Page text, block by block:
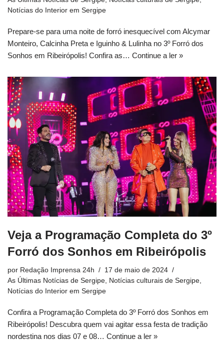
Notícias do Interior em Sergipe
Prepare-se para uma noite de forró inesquecível com Alcymar
Monteiro, Calcinha Preta e Iguinho & Lulinha no 3º Forró dos
Sonhos em Ribeirópolis! Confira as… Continue a ler »
Veja a Programação Completa do 3º
Forró dos Sonhos em Ribeirópolis
por Redação Imprensa 24h
17 de maio de 2024
As Últimas Notícias de Sergipe
Notícias culturais de Sergipe
Notícias do Interior em Sergipe
Confira a Programação Completa do 3º Forró dos Sonhos em
Ribeirópolis! Descubra quem vai agitar essa festa de tradição
nordestina nos dias 07 e 08… Continue a ler »